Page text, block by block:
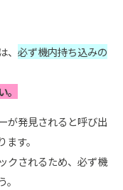
必ず機内持ち込みの
が発見されると呼び出
す。
クされるため、必ず機